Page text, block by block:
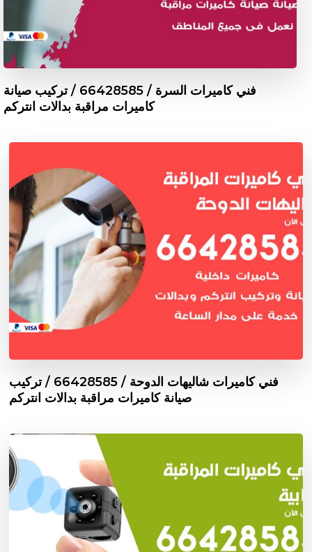
فني كاميرات السرة / 66428585 / تركيب صيانة
كاميرات مراقبة بدالات انتركم
فني كاميرات شاليهات الدوحة / 66428585 / تركيب
صيانة كاميرات مراقبة بدالات انتركم